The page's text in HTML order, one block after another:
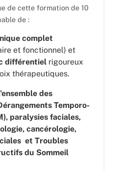
de cette formation de 10
de :
complet
et fonctionnel) et
différentiel rigoureux
thérapeutiques.
des
Temporo-
paralysies faciales,
cancérologie,
et Troubles
du Sommeil